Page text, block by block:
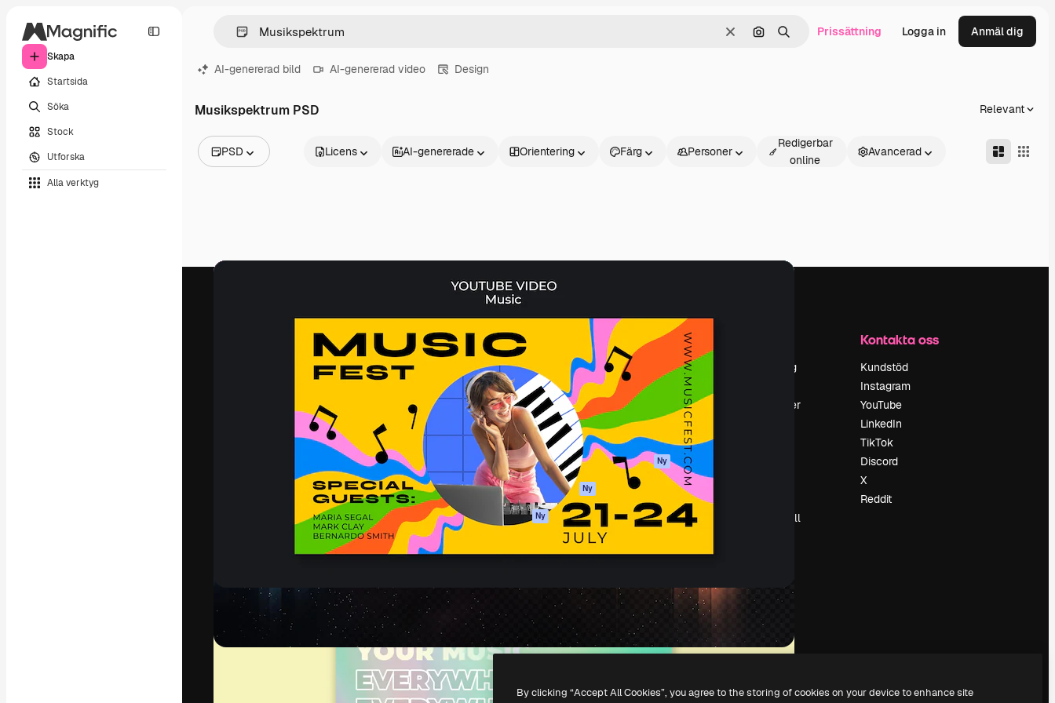
Skapa
Startsida
Söka
Stock
Utforska
Alla verktyg
RensaSök efter bild
Söka Prissättning Logga in Anmäl dig
AI-genererad bild AI-genererad video Design
Musikspektrum PSD Relevant
PSD
Videor
Licens AI-genererade Orientering Färg Personer
Redigerbar
online
Avancerad
Den kreativa plattformen för att förverkliga
ditt bästa arbete. Mer än 1 miljon
prenumeranter bland kreatörer, företag,
byråer och studior.
Svenska
Produkter
Spaces
AI-assistent
AI-bildgenerator
AI-videogenerator
AI-röstgenerator
Stock-innehåll
MCP för
Claude/ChatGPT
Ny
Agenter Ny
Mobilapp
verktyg
Kom igång
Academy
Dokumentation
Support
Användarvillkor
Integritetspolicy
Original Ny
Cookies policy
Förtroendecenter
Affiliates
Prissättning
Recensioner
Sälj innehåll
Kontakta oss
Kundstöd
Instagram
YouTube
LinkedIn
TikTok
Discord
X
Reddit
Copyright © 2010- 2026 Freepik Company S.L.U. Alla rättigheter reserverade
By clicking “Accept All Cookies”, you agree to the storing of cookies on your device to enhance site